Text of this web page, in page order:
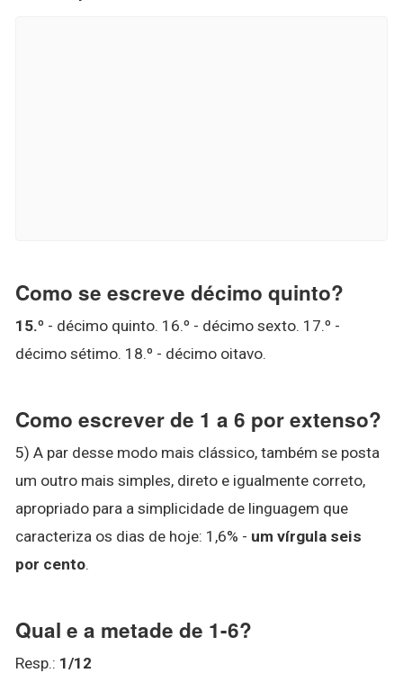
Como se escreve décimo quinto?
15.º - décimo quinto. 16.º - décimo sexto. 17.º -
décimo sétimo. 18.º - décimo oitavo.
Como escrever de 1 a 6 por extenso?
5) A par desse modo mais clássico, também se posta
um outro mais simples, direto e igualmente correto,
apropriado para a simplicidade de linguagem que
caracteriza os dias de hoje: 1,6% - um vírgula seis
por cento.
Qual e a metade de 1-6?
Resp.: 1/12